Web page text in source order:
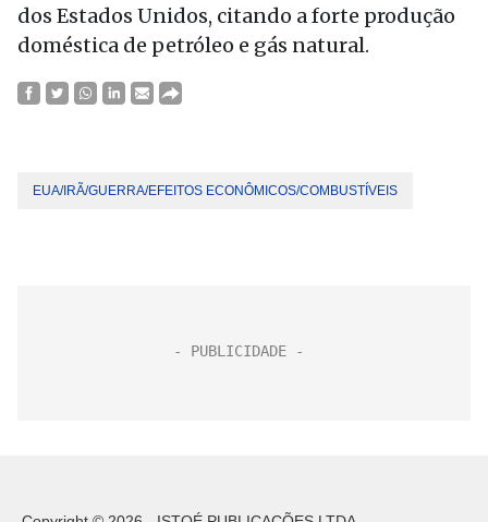
dos Estados Unidos, citando a forte produção
doméstica de petróleo e gás natural.
EUA/IRÃ/GUERRA/EFEITOS ECONÔMICOS/COMBUSTÍVEIS